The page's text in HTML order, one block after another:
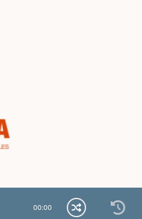
00:00